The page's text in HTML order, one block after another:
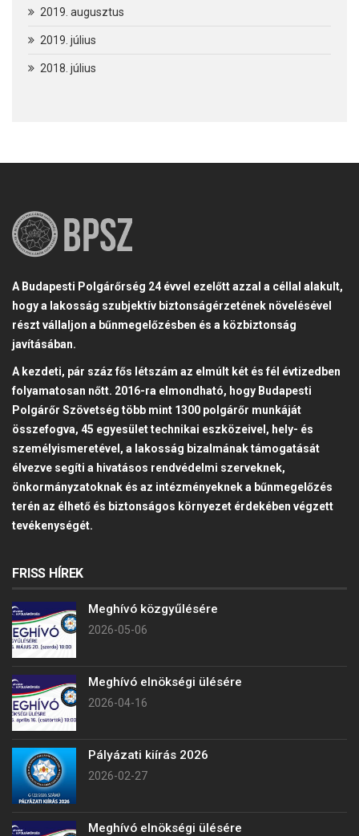
2019. augusztus
2019. július
2018. július
A Budapesti Polgárőrség 24 évvel ezelőtt azzal a céllal alakult,
hogy a lakosság szubjektív biztonságérzetének növelésével
részt vállaljon a bűnmegelőzésben és a közbiztonság
javításában.
A kezdeti, pár száz fős létszám az elmúlt két és fél évtizedben
folyamatosan nőtt. 2016-ra elmondható, hogy Budapesti
Polgárőr Szövetség több mint 1300 polgárőr munkáját
összefogva, 45 egyesület technikai eszközeivel, hely- és
személyismeretével, a lakosság bizalmának támogatását
élvezve segíti a hivatásos rendvédelmi szerveknek,
önkormányzatoknak és az intézményeknek a bűnmegelőzés
terén az élhető és biztonságos környezet érdekében végzett
tevékenységét.
FRISS HÍREK
Meghívó közgyűlésére
2026-05-06
Meghívó elnökségi ülésére
2026-04-16
Pályázati kiírás 2026
2026-02-27
Meghívó elnökségi ülésére